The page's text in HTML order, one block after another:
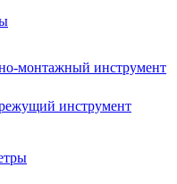
монтажный инструмент
инструмент